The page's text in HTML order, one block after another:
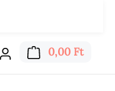
0,00 FtA